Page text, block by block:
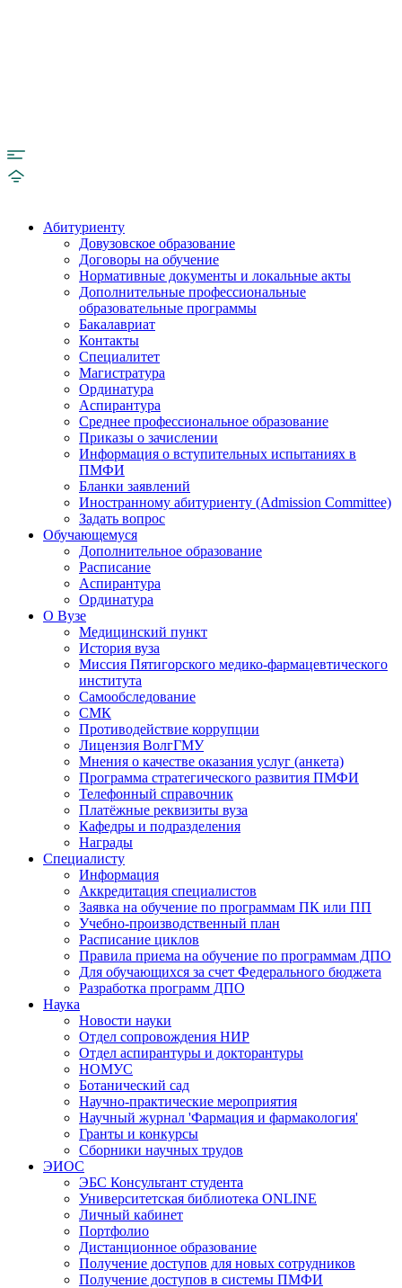
Абитуриенту
Довузовское образование
Договоры на обучение
Нормативные документы и локальные акты
Дополнительные профессиональные
образовательные программы
Бакалавриат
Контакты
Специалитет
Магистратура
Ординатура
Аспирантура
Среднее профессиональное образование
Приказы о зачислении
Информация о вступительных испытаниях в
ПМФИ
Бланки заявлений
Иностранному абитуриенту (Admission Committee)
Задать вопрос
Обучающемуся
Дополнительное образование
Расписание
Аспирантура
Ординатура
О Вузе
Медицинский пункт
История вуза
Миссия Пятигорского медико-фармацевтического
института
Самообследование
СМК
Противодействие коррупции
Лицензия ВолгГМУ
Мнения о качестве оказания услуг (анкета)
Программа стратегического развития ПМФИ
Телефонный справочник
Платёжные реквизиты вуза
Кафедры и подразделения
Награды
Специалисту
Информация
Аккредитация специалистов
Заявка на обучение по программам ПК или ПП
Учебно-производственный план
Расписание циклов
Правила приема на обучение по программам ДПО
Для обучающихся за счет Федерального бюджета
Разработка программ ДПО
Наука
Новости науки
Отдел сопровождения НИР
Отдел аспирантуры и докторантуры
НОМУС
Ботанический сад
Научно-практические мероприятия
Научный журнал 'Фармация и фармакология'
Гранты и конкурсы
Сборники научных трудов
ЭИОС
ЭБС Консультант студента
Университетская библиотека ONLINE
Личный кабинет
Портфолио
Дистанционное образование
Получение доступов для новых сотрудников
Получение доступов в системы ПМФИ